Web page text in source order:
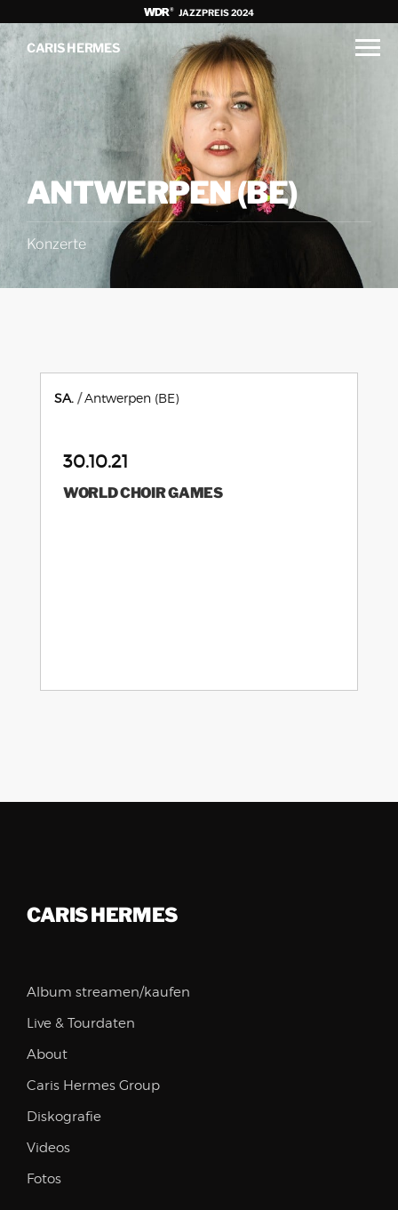
JAZZPREIS 2024
CARIS HERMES
ANTWERPEN (BE)
Konzerte
SA. Antwerpen (BE)
30.10.21
WORLD CHOIR GAMES
CARIS HERMES
Album streamen/kaufen
Live & Tourdaten
About
Caris Hermes Group
Diskografie
Videos
Fotos